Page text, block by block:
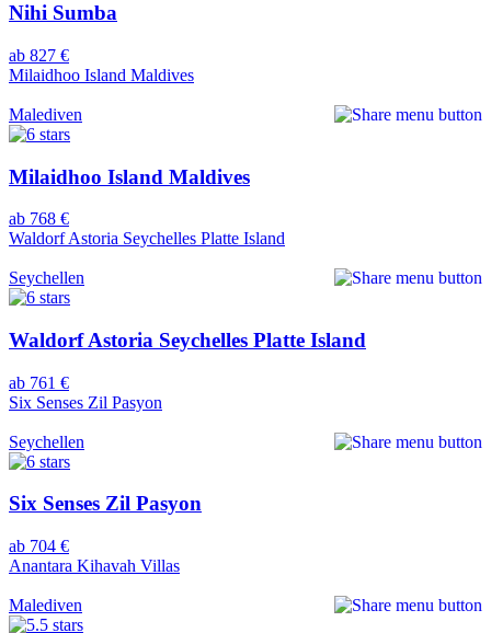
Nihi Sumba
ab 827 €
Milaidhoo Island Maldives
Malediven
Milaidhoo Island Maldives
ab 768 €
Waldorf Astoria Seychelles Platte Island
Seychellen
Waldorf Astoria Seychelles Platte Island
ab 761 €
Six Senses Zil Pasyon
Seychellen
Six Senses Zil Pasyon
ab 704 €
Anantara Kihavah Villas
Malediven